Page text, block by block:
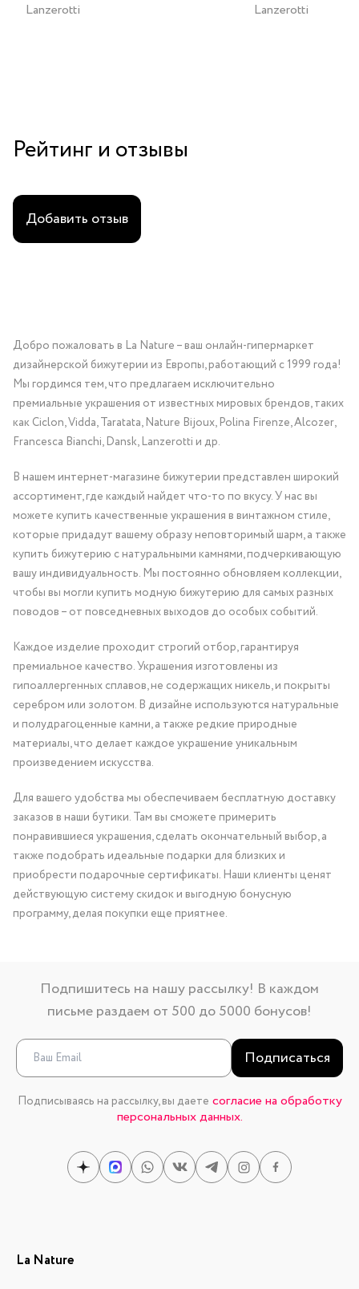
Lanzerotti Lanzerotti
Рейтинг и отзывы
Добавить отзыв
Добро пожаловать в La Nature – ваш онлайн-гипермаркет
дизайнерской бижутерии из Европы, работающий с 1999 года!
Мы гордимся тем, что предлагаем исключительно
премиальные украшения от известных мировых брендов, таких
как Ciclon, Vidda, Taratata, Nature Bijoux, Polina Firenze, Alcozer,
Francesca Bianchi, Dansk, Lanzerotti и др.
В нашем интернет-магазине бижутерии представлен широкий
ассортимент, где каждый найдет что-то по вкусу. У нас вы
можете купить качественные украшения в винтажном стиле,
которые придадут вашему образу неповторимый шарм, а также
купить бижутерию с натуральными камнями, подчеркивающую
вашу индивидуальность. Мы постоянно обновляем коллекции,
чтобы вы могли купить модную бижутерию для самых разных
поводов – от повседневных выходов до особых событий.
Каждое изделие проходит строгий отбор, гарантируя
премиальное качество. Украшения изготовлены из
гипоаллергенных сплавов, не содержащих никель, и покрыты
серебром или золотом. В дизайне используются натуральные
и полудрагоценные камни, а также редкие природные
материалы, что делает каждое украшение уникальным
произведением искусства.
Для вашего удобства мы обеспечиваем бесплатную доставку
заказов в наши бутики. Там вы сможете примерить
понравившиеся украшения, сделать окончательный выбор, а
также подобрать идеальные подарки для близких и
приобрести подарочные сертификаты. Наши клиенты ценят
действующую систему скидок и выгодную бонусную
программу, делая покупки еще приятнее.
Подпишитесь на нашу рассылку! В каждом
письме раздаем от 500 до 5000 бонусов!
Подписаться
Подписываясь на рассылку, вы даете согласие на обработку
персональных данных.
La Nature